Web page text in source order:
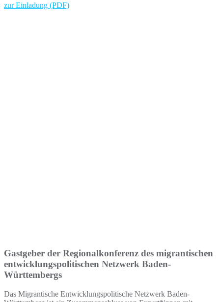
zur Einladung (PDF)
Gastgeber der Regionalkonferenz des migrantischen
entwicklungspolitischen Netzwerk Baden-
Württembergs
Das Migrantische Entwicklungspolitische Netzwerk Baden-